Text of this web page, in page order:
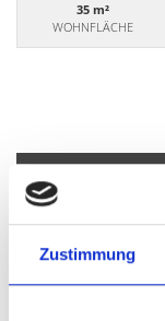
Zustimmung
35 m²
WOHNFLÄCHE
Planegg
Höhenkirchen-
München /
Landsberied